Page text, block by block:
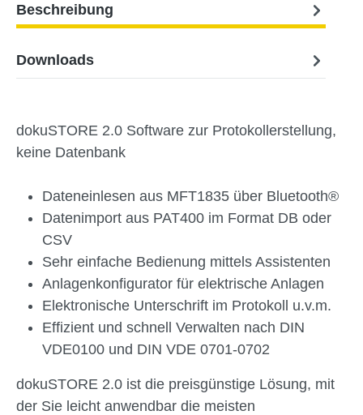
Beschreibung
Downloads
dokuSTORE 2.0 Software zur Protokollerstellung,
keine Datenbank
Dateneinlesen aus MFT1835 über Bluetooth®
Datenimport aus PAT400 im Format DB oder
CSV
Sehr einfache Bedienung mittels Assistenten
Anlagenkonfigurator für elektrische Anlagen
Elektronische Unterschrift im Protokoll u.v.m.
Effizient und schnell Verwalten nach DIN
VDE0100 und DIN VDE 0701-0702
dokuSTORE 2.0 ist die preisgünstige Lösung, mit
der Sie leicht anwendbar die meisten